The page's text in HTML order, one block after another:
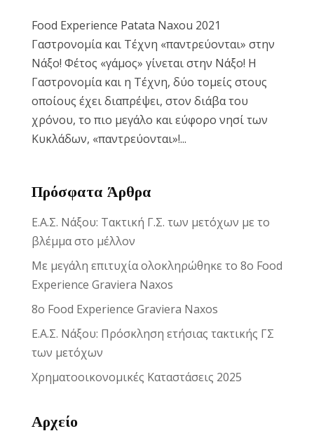
Food Experience Patata Naxou 2021
Γαστρονομία και Τέχνη «παντρεύονται» στην
Νάξο! Φέτος «γάμος» γίνεται στην Νάξο! H
Γαστρονομία και η Τέχνη, δύο τομείς στους
οποίους έχει διαπρέψει, στον διάβα του
χρόνου, το πιο μεγάλο και εύφορο νησί των
Κυκλάδων, «παντρεύονται»!...
Πρόσφατα Άρθρα
Ε.Α.Σ. Νάξου: Τακτική Γ.Σ. των μετόχων με το
βλέμμα στο μέλλον
Με μεγάλη επιτυχία ολοκληρώθηκε το 8ο Food
Experience Graviera Naxos
8ο Food Experience Graviera Naxos
Ε.Α.Σ. Νάξου: Πρόσκληση ετήσιας τακτικής ΓΣ
των μετόχων
Χρηματοοικονομικές Καταστάσεις 2025
Αρχείο